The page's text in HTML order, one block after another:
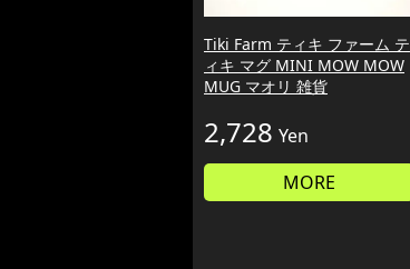
Tiki Farm ティキ ファーム テ
ィキ マグ MINI MOW MOW
MUG マオリ 雑貨
2,728 Yen
MORE